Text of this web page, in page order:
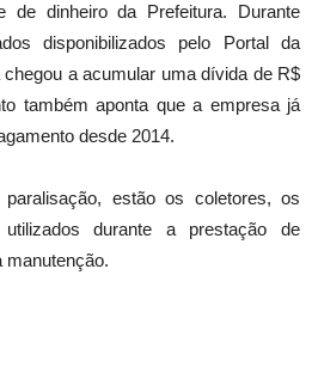
de dinheiro da Prefeitura. Durante
disponibilizados pelo Portal da
a acumular uma dívida de R$
também aponta que a empresa já
desde 2014.
estão os coletores, os
durante a prestação de
manutenção.